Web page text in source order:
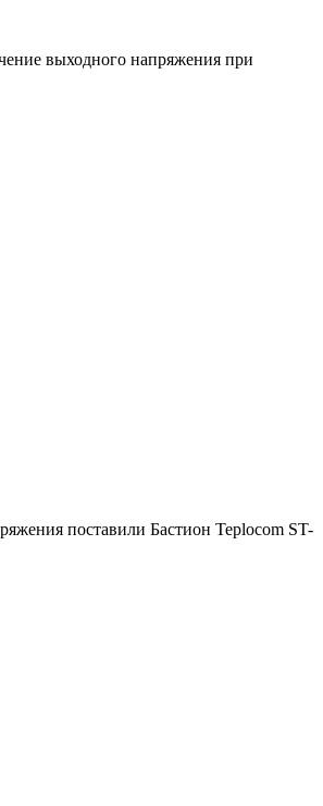
выходного напряжения при
поставили Бастион Teplocom ST-